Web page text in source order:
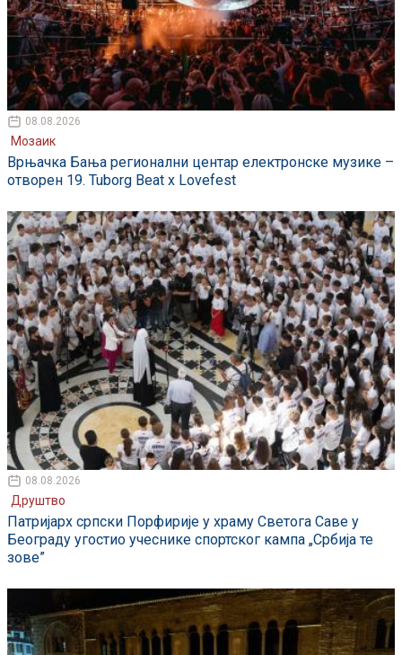
08.08.2026
Мозаик
Врњачка Бања регионални центар електронске музике –
отворен 19. Tuborg Beat x Lovefest
08.08.2026
Друштво
Патријарх српски Порфирије у храму Светога Саве у
Београду угостио учеснике спортског кампа „Србија те
зове”